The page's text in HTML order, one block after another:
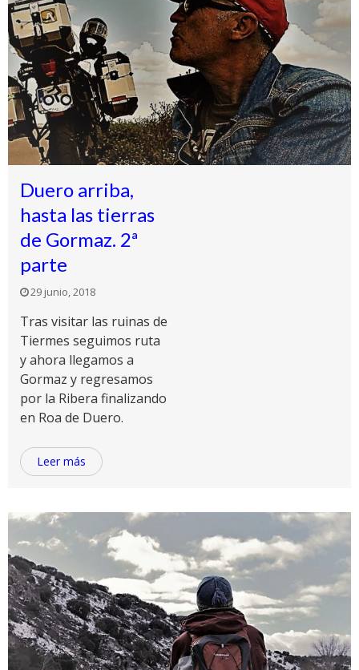
Duero arriba,
hasta las tierras
de Gormaz. 2ª
parte
29 junio, 2018
Tras visitar las ruinas de
Tiermes seguimos ruta
y ahora llegamos a
Gormaz y regresamos
por la Ribera finalizando
en Roa de Duero.
Leer más